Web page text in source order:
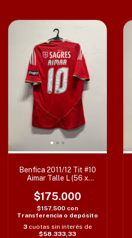
Benfica 2011/12 Tit #10
Aimar Talle L (56 x
$175.000
$157.500 con
Transferencia o depósito
3 cuotas sin interés de
$58.333,33